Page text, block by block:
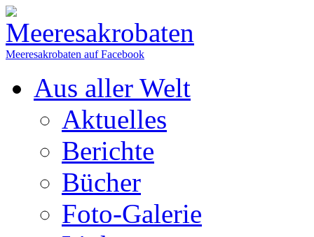
Meeresakrobaten auf Facebook
Aus aller Welt
Aktuelles
Berichte
Bücher
Foto-Galerie